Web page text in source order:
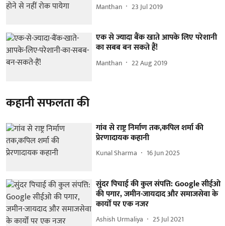
Manthan 23 Jul 2019
एक से ज्यादा बैंक खाते आपके लिए परेशानी
का सबब बन सकते हैं!
Manthan 22 Aug 2019
कहानी सफलता की
गांव से राष्ट्र निर्माण तक,कपिल शर्मा की
प्रेरणादायक कहानी
Kunal Sharma 16 Jun 2025
सुंदर पिचाई की कुल संपत्ति: Google सीईओ
की पगार, जमीन-जायदाद और समाजसेवा के
कार्यों पर एक नजर
Ashish Urmaliya 25 Jul 2021